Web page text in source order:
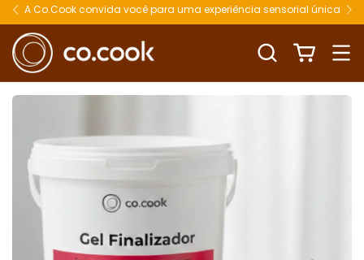
A Co.Cook convida você para uma experiência sensorial única